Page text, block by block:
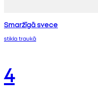
Smaržīgā svece
stikla traukā
4